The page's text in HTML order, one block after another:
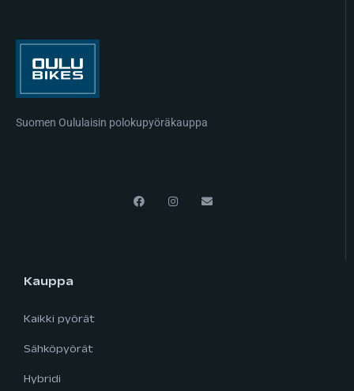
Suomen Oululaisin polokupyöräkauppa
Kauppa
Kaikki pyörät
Sähköpyörät
Hybridi